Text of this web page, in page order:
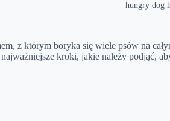
hungry dog
z którym boryka się wiele psów na
kroki, jakie należy podjąć,